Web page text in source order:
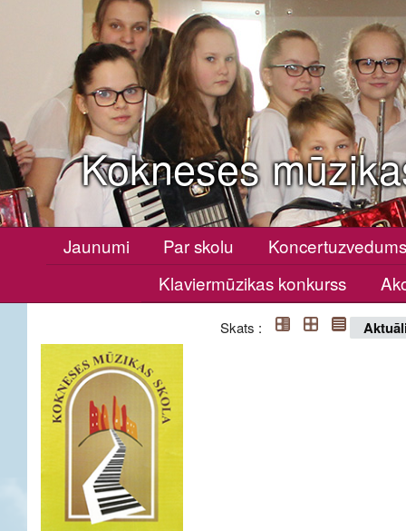
Kokneses
Jaunumi Par skolu
Klaviermūzikas konkurss
Skats :